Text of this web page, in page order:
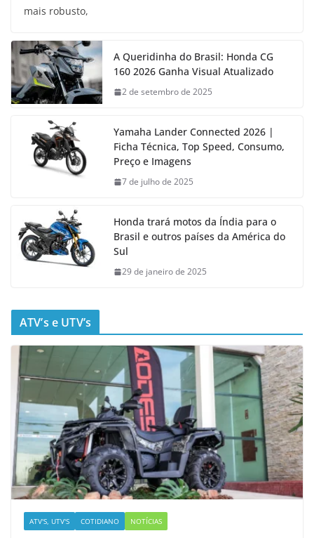
mais robusto,
A Queridinha do Brasil: Honda CG
160 2026 Ganha Visual Atualizado
2 de setembro de 2025
Yamaha Lander Connected 2026 |
Ficha Técnica, Top Speed, Consumo,
Preço e Imagens
7 de julho de 2025
Honda trará motos da Índia para o
Brasil e outros países da América do
Sul
29 de janeiro de 2025
ATV’s e UTV’s
ATV'S, UTV'S COTIDIANO NOTÍCIAS